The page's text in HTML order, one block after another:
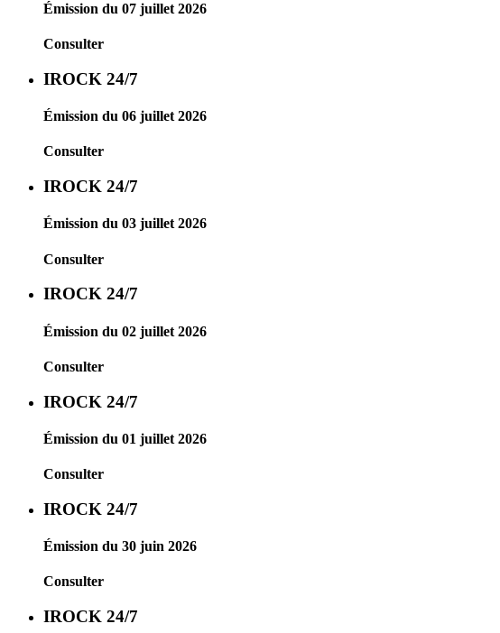
Émission du 07 juillet 2026
Consulter
IROCK 24/7
Émission du 06 juillet 2026
Consulter
IROCK 24/7
Émission du 03 juillet 2026
Consulter
IROCK 24/7
Émission du 02 juillet 2026
Consulter
IROCK 24/7
Émission du 01 juillet 2026
Consulter
IROCK 24/7
Émission du 30 juin 2026
Consulter
IROCK 24/7